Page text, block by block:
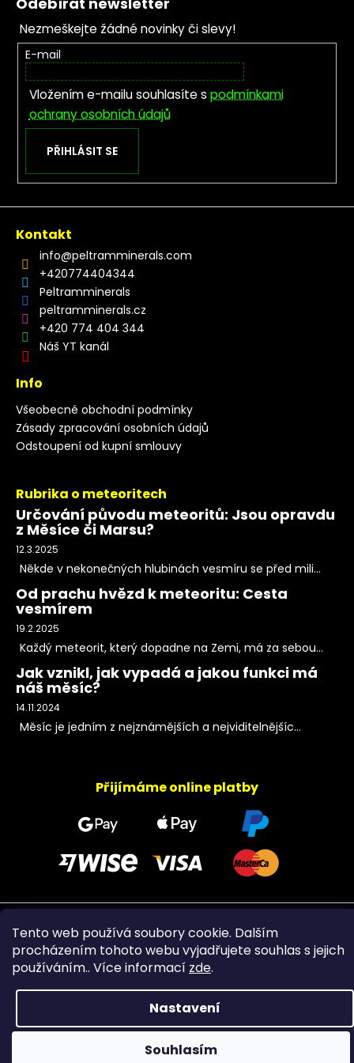
Tento web používá soubory cookie. Dalším
procházením tohoto webu vyjadřujete souhlas s jejich
používáním.. Více informací zde.
Nastavení
Souhlasím
Nezmeškejte žádné novinky či slevy!
E-mail
Vložením e-mailu souhlasíte s podmínkami
ochrany osobních údajů
PŘIHLÁSIT SE
Kontakt
info@peltramminerals.com
+420774404344
Peltramminerals
peltramminerals.cz
+420 774 404 344
Náš YT kanál
Info
Všeobecné obchodní podmínky
Zásady zpracování osobních údajů
Odstoupení od kupní smlouvy
Rubrika o meteoritech
Určování původu meteoritů: Jsou opravdu
z Měsíce či Marsu?
12.3.2025
Někde v nekonečných hlubinách vesmíru se před mili...
Od prachu hvězd k meteoritu: Cesta
vesmírem
19.2.2025
Každý meteorit, který dopadne na Zemi, má za sebou...
Jak vznikl, jak vypadá a jakou funkci má
náš měsíc?
14.11.2024
Měsíc je jedním z nejznámějších a nejviditelnějšíc...
Přijímáme online platby
Copyright 2026PeltramMinerals. Všechna práva
vyhrazena.